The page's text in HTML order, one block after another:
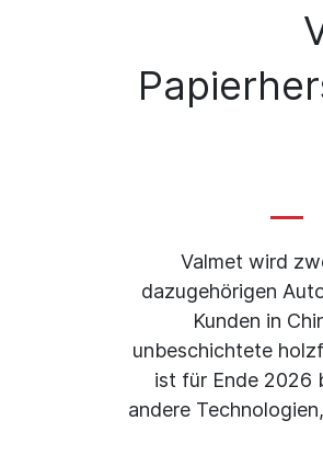
Valmet wird
dazugehörigen
Kunden in
unbeschichtete
ist für Ende 2026
andere